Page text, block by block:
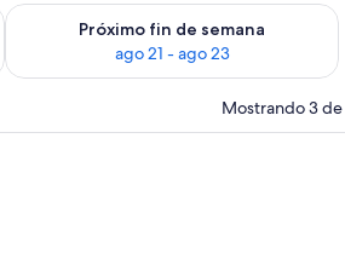
semana ago 14 - ago 16
Próximo fin de semana
ago 21 - ago 23
Consulta la disponibilidad para el
Mostrando 3
dos lámparas de noche y cuadros en las